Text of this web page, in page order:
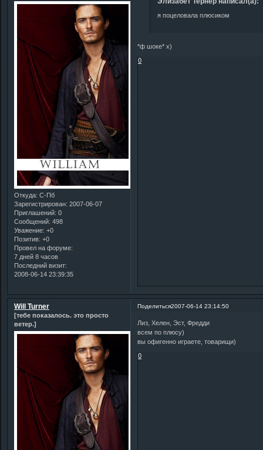
Откуда: С-Пб
Зарегистрирован: 2007-06-07
Приглашений: 0
Сообщений: 498
Уважение: +0
Позитив: +0
Провел на форуме:
7 дней 8 часов
Последний визит:
2008-06-14 23:39:35
я поцеловала плюсиком
*ф шоке* х)
0
Поделиться2007-06-14 23:14:50
Will Turner
[тебе показалось. это просто
ветер.]
Лиз, Хелен, Эст, Фредди
всем по плюсу)
вы офигенно играете, товарищи)
0